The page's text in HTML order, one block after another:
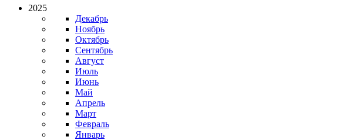
2025
Декабрь
Ноябрь
Октябрь
Сентябрь
Август
Июль
Июнь
Май
Апрель
Март
Февраль
Январь